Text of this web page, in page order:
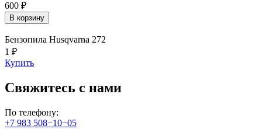
600 ₽
В корзину
Бензопила Husqvarna 272
1 ₽
Купить
Свяжитесь с нами
По телефону:
+7 983 508−10−05